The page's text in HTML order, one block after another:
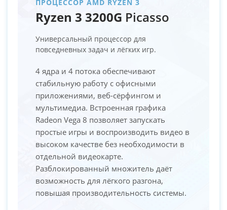
ПРОЦЕССОР AMD RYZEN 3
Ryzen 3 3200G Picasso
Универсальный процессор для
повседневных задач и лёгких игр.
4 ядра и 4 потока обеспечивают
стабильную работу с офисными
приложениями, веб-сёрфингом и
мультимедиа. Встроенная графика
Radeon Vega 8 позволяет запускать
простые игры и воспроизводить видео в
высоком качестве без необходимости в
отдельной видеокарте.
Разблокированный множитель даёт
возможность для лёгкого разгона,
повышая производительность системы.